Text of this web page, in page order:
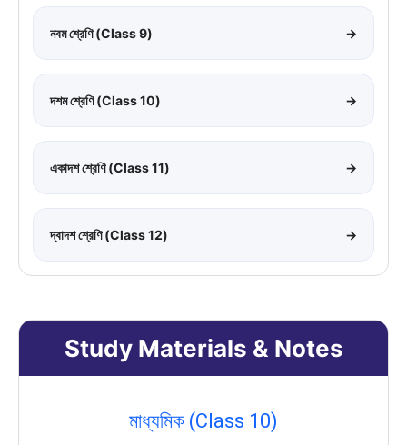
নবম শ্রেণি (Class 9) →
দশম শ্রেণি (Class 10) →
একাদশ শ্রেণি (Class 11) →
দ্বাদশ শ্রেণি (Class 12) →
Study Materials & Notes
মাধ্যমিক (Class 10)